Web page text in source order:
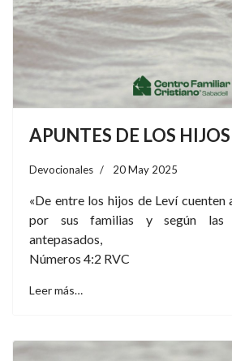
APUNTES DE LOS
Devocionales 20 May 2025
«De entre los hijos de Leví cuenten
por sus familias y según las
antepasados,
Números 4:2 RVC
Leer más…